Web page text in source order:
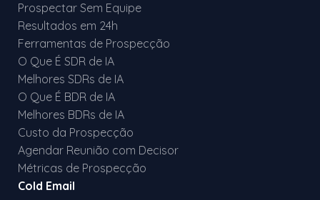
Prospectar Sem Equipe
Resultados em 24h
Ferramentas de Prospecção
O Que É SDR de IA
Melhores SDRs de IA
O Que É BDR de IA
Melhores BDRs de IA
Custo da Prospecção
Agendar Reunião com Decisor
Métricas de Prospecção
Cold Email